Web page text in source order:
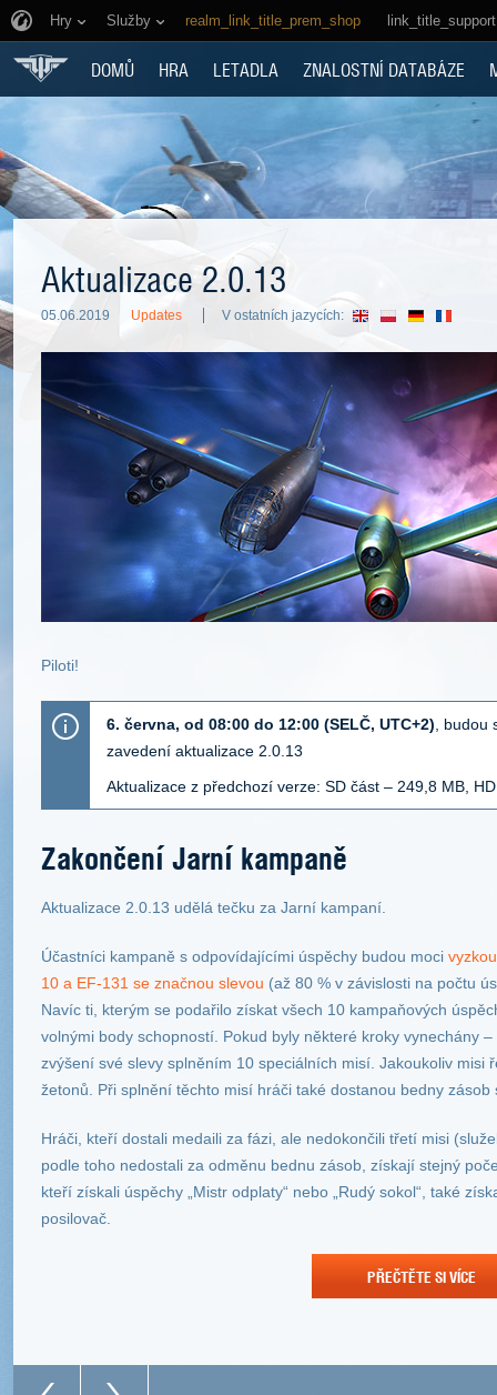
Hry Služby realm_link_title_prem_shop link_title_support
DOMŮ HRA LETADLA ZNALOSTNÍ DATABÁZE
Aktualizace 2.0.13
05.06.2019 Updates V ostatních jazycích:
Piloti!
6. června, od 08:00 do 12:00 (SELČ, UTC+2) ,
zavedení aktualizace 2.0.13
Aktualizace z předchozí verze: SD část – 249 ,8 MB,
Zakončení Jarní kampaně
Aktualizace 2.0.13 udělá tečku za Jarní kampaní.
Účastníci kampaně s odpovídajícími úspěchy budou moci
10 a EF-131 se značnou slevou (až 80 % v závislosti na počtu
Navíc ti, kterým se podařilo získat všech 10 kampaňových
volnými body schopností. Pokud byly některé kroky vynechány
zvýšení své slevy splněním 10 speciálních misí. Jakoukoliv misi
žetonů. Při splnění těchto misí hráči také dostanou bedny zásob
Hráči, kteří dostali medaili za fázi, ale nedokončili třetí misi
podle toho nedostali za odměnu bednu zásob, získají stejný
kteří získali úspěchy „Mistr odplaty“ nebo „Rudý sokol“, také
posilovač.
PŘEČTĚTE SI VÍCE